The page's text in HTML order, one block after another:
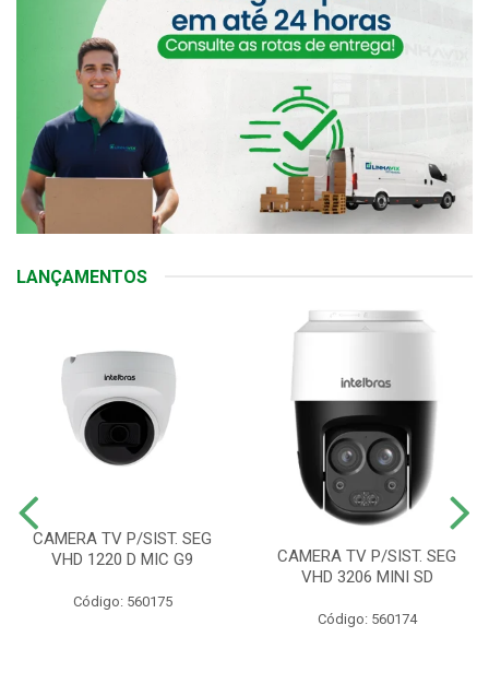
LANÇAMENTOS
CAMERA TV P/SIST. SEG
VHD 1220 D MIC G9
Código: 560175
CAMERA TV P/SIST. SEG
VHD 3206 MINI SD
Código: 560174